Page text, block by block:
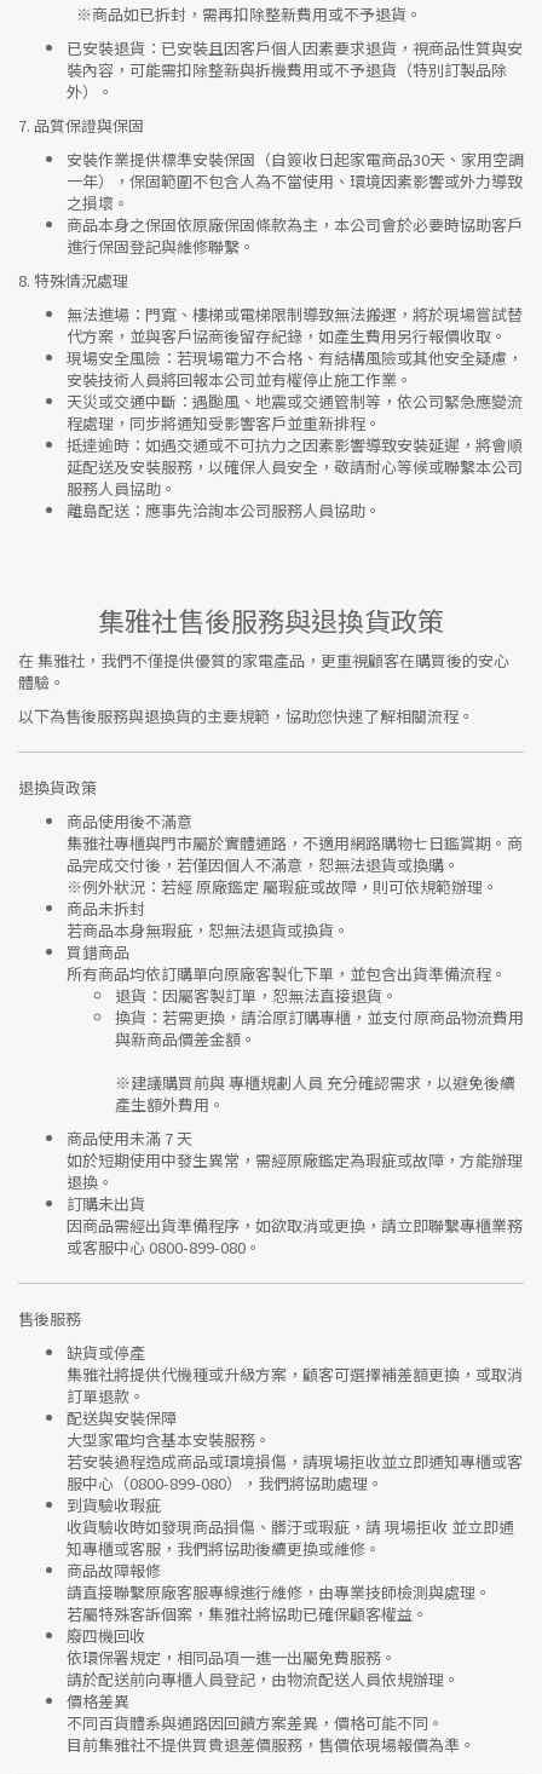
※商品如已拆封，需再扣除整新費用或不予退貨。
已安裝退貨 ：已安裝且因客戶個人因素要求退貨，視商品性質與安
裝內容，可能需扣除整新與拆機費用或不予退貨（特別訂製品除
外）。
7. 品質保證與保固
安裝作業提供標準安裝保固（自簽收日起家電商品30天、家用空調
一年），保固範圍不包含人為不當使用、環境因素影響或外力導致
之損壞。
商品本身之保固依原廠保固條款為主，本公司會於必要時協助客戶
進行保固登記與維修聯繫。
8. 特殊情況處理
無法進場 ：門寬、樓梯或電梯限制導致無法搬運，將於現場嘗試替
代方案，並與客戶協商後留存紀錄，如產生費用另行報價收取。
現場安全風險 ： 若現場電力不合格、有結構風險或其他安全疑慮，
安裝技術人員將回報本公司並有權停止施工作業。
天災或交通中斷 ：遇颱風、地震或交通管制等，依公司緊急應變流
程處理，同步將通知受影響客戶並重新排程。
抵達逾時 ：如遇交通或不可抗力之因素影響導致安裝延遲，將會順
延配送及安裝服務，以確保人員安全，敬請耐心等候或聯繫本公司
服務人員協助。
離島配送 ：應事先洽詢本公司服務人員協助。
集雅社售後服務與退換貨政策
在集雅社 ，我們不僅提供優質的家電產品，更重視顧客在購買後的安心
體驗。
以下為售後服務與退換貨的主要規範，協助您快速了解相關流程。
退換貨政策
商品使用後不滿意
集雅社專櫃與門市屬於實體通路，不適用網路購物七日鑑賞期 。商
品完成交付後，若僅因個人不滿意，恕無法退貨或換購。
※例外狀況：若經 原廠鑑定 屬瑕疵或故障，則可依規範辦理。
商品未拆封
若商品本身無瑕疵，恕無法退貨或換貨。
買錯商品
所有商品均依訂購單向原廠客製化下單 ，並包含出貨準備流程。
退貨 ：因屬客製訂單，恕無法直接退貨。
換貨 ：若需更換，請洽原訂購專櫃，並支付原商品物流費用
與新商品價差金額 。
※建議購買前與專櫃規劃人員 充分確認需求，以避免後續
產生額外費用。
商品使用未滿 7 天
如於短期使用中發生異常，需經原廠鑑定為瑕疵或故障，方能辦理
退換。
訂購未出貨
因商品需經出貨準備程序，如欲取消或更換，請立即聯繫專櫃業務
或客服中心 0800-899-080 。
售後服務
缺貨或停產
集雅社將提供代機種或升級方案 ，顧客可選擇補差額更換，或取消
訂單退款。
配送與安裝保障
大型家電均含基本安裝服務。
若安裝過程造成商品或環境損傷，請現場拒收並立即通知專櫃或客
服中心 （0800-899-080），我們將協助處理。
到貨驗收瑕疵
收貨驗收時如發現商品損傷、髒汙或瑕疵 ，請 現場拒收 並立即通
知專櫃或客服，我們將協助後續更換或維修。
商品故障報修
請直接聯繫原廠客服專線進行維修，由專業技師檢測與處理。
若屬特殊客訴個案，集雅社將協助已確保顧客權益。
廢四機回收
依環保署規定，相同品項一進一出屬免費服務。
請於配送前向專櫃人員登記，由物流配送人員依規辦理。
價格差異
不同百貨體系與通路因回饋方案差異，價格可能不同。
目前集雅社不提供買貴退差價服務 ，售價依現場報價為準。